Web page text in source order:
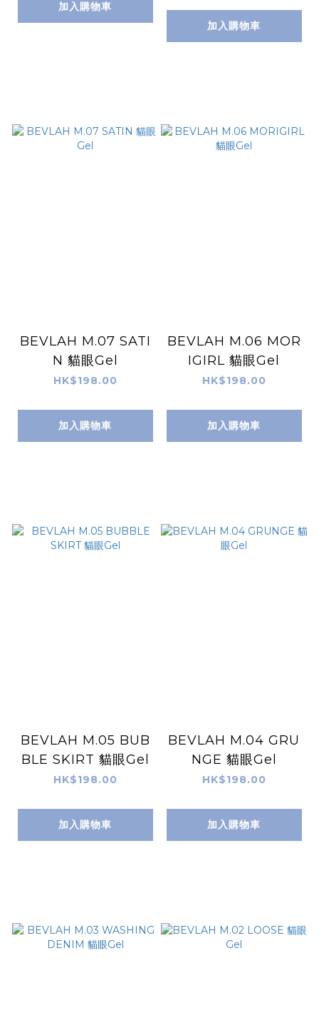
加入購物車
加入購物車
BEVLAH M.07 SATI
N 貓眼Gel
HK$198.00
加入購物車
BEVLAH M.06 MOR
IGIRL 貓眼Gel
HK$198.00
加入購物車
BEVLAH M.05 BUB
BLE SKIRT 貓眼Gel
HK$198.00
加入購物車
BEVLAH M.04 GRU
NGE 貓眼Gel
HK$198.00
加入購物車